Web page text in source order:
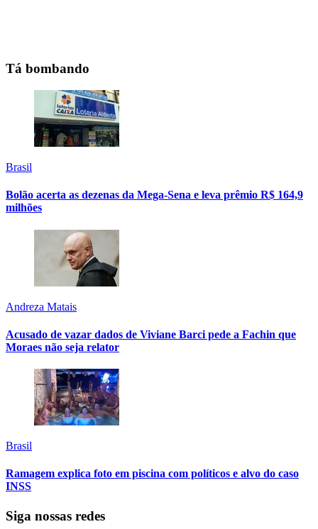
Tá bombando
Brasil
Bolão acerta as dezenas da Mega-Sena e leva prêmio R$ 164,9
milhões
Andreza Matais
Acusado de vazar dados de Viviane Barci pede a Fachin que
Moraes não seja relator
Brasil
Ramagem explica foto em piscina com políticos e alvo do caso
INSS
Siga nossas redes